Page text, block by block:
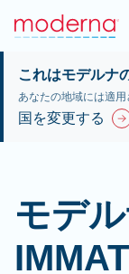
これはモデルナ
あなたの地域には適
国を変更する
モデ